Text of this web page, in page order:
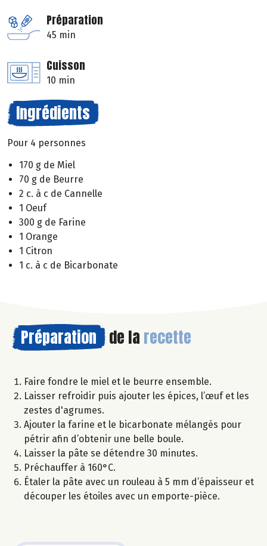
Préparation
45 min
Cuisson
10 min
Ingrédients
Pour 4 personnes
170 g de Miel
70 g de Beurre
2 c. à c de Cannelle
1 Oeuf
300 g de Farine
1 Orange
1 Citron
1 c. à c de Bicarbonate
Préparation de la recette
Faire fondre le miel et le beurre ensemble.
Laisser refroidir puis ajouter les épices, l’œuf et les
zestes d'agrumes.
Ajouter la farine et le bicarbonate mélangés pour
pétrir afin d’obtenir une belle boule.
Laisser la pâte se détendre 30 minutes.
Préchauffer à 160°C.
Étaler la pâte avec un rouleau à 5 mm d’épaisseur et
découper les étoiles avec un emporte-pièce.